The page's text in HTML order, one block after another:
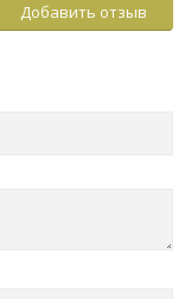
Добавить отзыв